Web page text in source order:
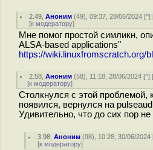
2.49 ,Аноним (49), 09:37, 28/06/2024 [^]
[к модератору]
Мне помог простой симликн,
ALSA-based applications"
https://wiki.linuxfromscratch.org/
2.58 ,Аноним (58), 11:18, 28/06/2024 [^]
[к модератору]
Столкнулся с этой проблемой,
появился, вернулся на
Удивительно, что до сих пор
3.98 ,Аноним (98), 10:28, 30/06/2024
[к модератору]